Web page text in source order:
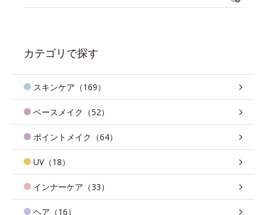
カテゴリで探す
スキンケア（169）
ベースメイク（52）
ポイントメイク（64）
UV（18）
インナーケア（33）
ヘア（16）